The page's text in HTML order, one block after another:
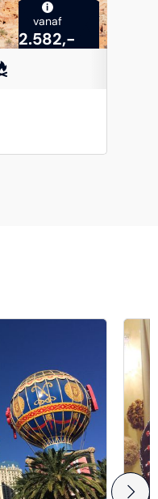
i
vanaf
2.582,-